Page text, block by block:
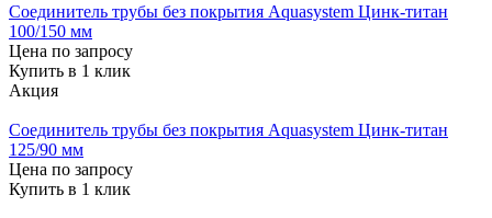
Соединитель трубы без покрытия Aquasystem Цинк-титан
100/150 мм
Цена по запросу
Купить в 1 клик
Акция
Соединитель трубы без покрытия Aquasystem Цинк-титан
125/90 мм
Цена по запросу
Купить в 1 клик